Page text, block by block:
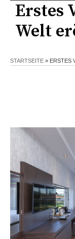
Erstes
Welt
STARTSEITE » ERSTES